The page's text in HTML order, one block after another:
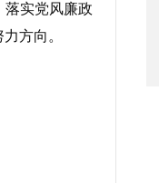
落实党风廉政
方向。